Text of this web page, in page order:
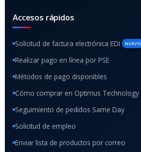
Accesos rápidos
Solicitud de factura electrónica EDI NUEVO
Realizar pago en línea por PSE
Métodos de pago disponibles
Cómo comprar en Optimus Technology
Seguimiento de pedidos Same Day
Solicitud de empleo
Enviar lista de productos por correo